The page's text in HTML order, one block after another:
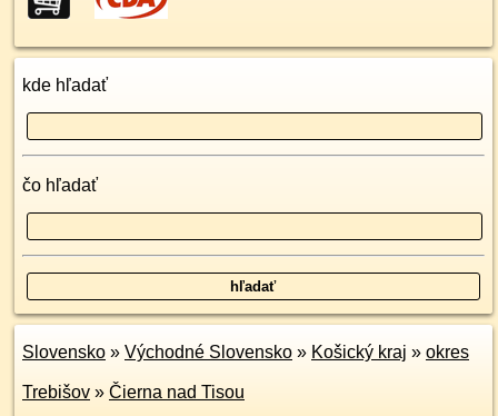
kde hľadať
čo hľadať
Slovensko » Východné Slovensko » Košický kraj » okres
Trebišov » Čierna nad Tisou